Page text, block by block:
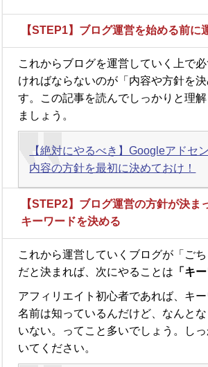
【STEP1】ブログ運営を始める前に
これからブログを運営していく上で
ければならないのが「内容や方針を
す。この記事を読んでしっかりと理
ましょう。
【絶対にやるべき】Googleアドセ
内容の方針を最初に決めておけ！
【STEP2】ブログ運営の方針が決ま
キーワードを決める
これから運営していくブログが「ごち
だと決まれば、次にやることは 「キ
アフィリエイト初心者であれば、キ
名前は知っているんだけど、なんと
いない。ってこと多いでしょう。し
いてください。